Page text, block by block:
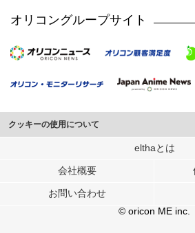
オリコングループサイト
クッキーの使用について
このサイトでは Cookie を使用して、ユーザーに
行っています。
メディアや広告配信、データ解析の各パートナー
各パートナーは、この情報とユーザーが各パート
ユーザーが各パートナーのサービスを使用したと
elthaとは
会社概要
お問い合わせ
© oricon ME inc.